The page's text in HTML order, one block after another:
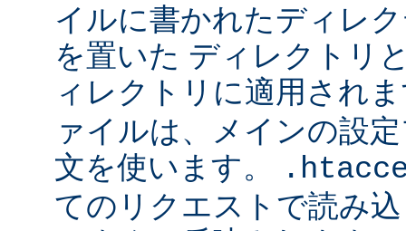
イルに書かれたディレ
を置いた ディレクトリ
ィレクトリに適用され
ァイルは、メインの設
文を使います。
てのリクエストで読み